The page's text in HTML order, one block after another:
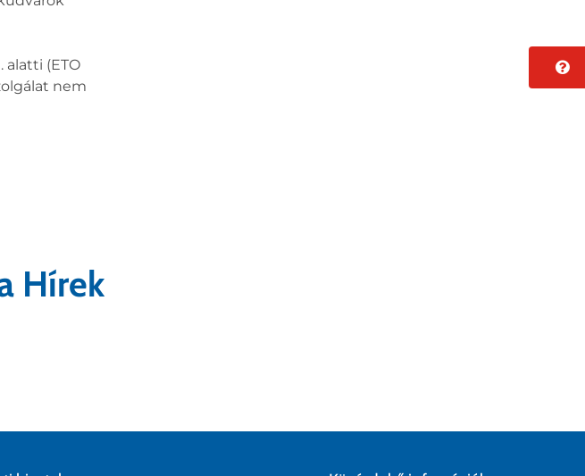
alatti (ETO
nem
Hírek